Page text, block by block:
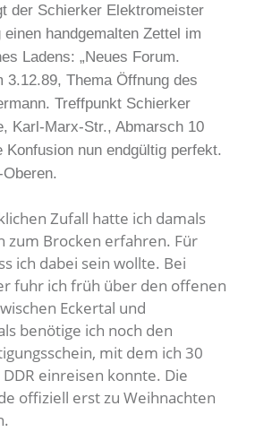
der Schierker Elektromeister
handgemalten Zettel im
Ladens: „Neues Forum.
3.12.89, Thema Öffnung des
Treffpunkt Schierker
Karl-Marx-Str., Abmarsch 10
Konfusion nun endgültig perfekt.
Zufall hatte ich damals
zum Brocken erfahren. Für
ich dabei sein wollte. Bei
fuhr ich früh über den offenen
Eckertal und
benötige ich noch den
mit dem ich 30
einreisen konnte. Die
offiziell erst zu Weihnachten